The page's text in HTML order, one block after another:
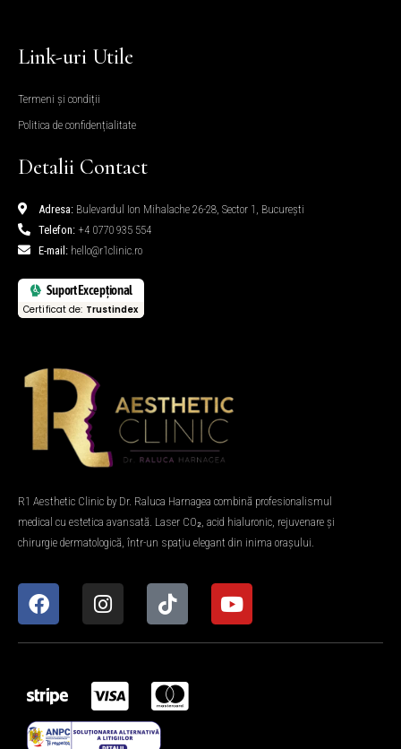
R1 Aesthetic Clinic by Dr. Raluca Harnagea combină profesionalismul
medical cu estetica avansată. Laser CO₂, acid hialuronic, rejuvenare și
chirurgie dermatologică, într-un spațiu elegant din inima orașului.
Link-uri Utile
Termeni și condiții
Politica de confidențialitate
Detalii Contact
Adresa:Bulevardul Ion Mihalache 26-28, Sector 1, București
Telefon:+4 0770 935 554
E-mail: hello@r1clinic.ro
Suport Excepțional
Certificat de: Trustindex